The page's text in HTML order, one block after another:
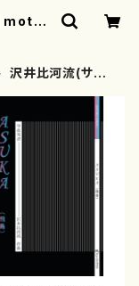
mothe
沢井比河流(サワ